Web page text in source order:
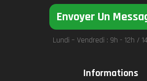
Envoyer Un
Lundi – Vendredi : 9h - 12h /
Informations